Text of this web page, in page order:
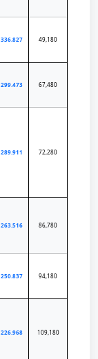
336.827 49,180
299.473 67,480
289.911 72,280
263.516 86,780
250.837 94,180
226.968 109,180